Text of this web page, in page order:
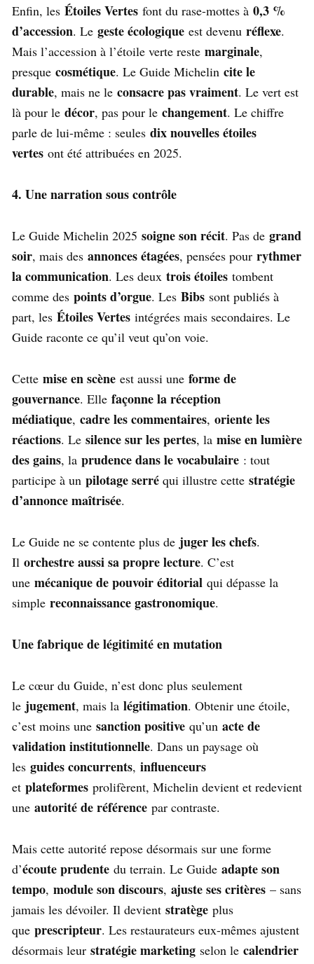
Enfin, les Étoiles Vertes font du rase-mottes à 0,3 %
d’accession. Le geste écologique est devenu réflexe.
Mais l’accession à l’étoile verte reste marginale,
presque cosmétique. Le Guide Michelin cite le
durable, mais ne le consacre pas vraiment. Le vert est
là pour le décor, pas pour le changement. Le chiffre
parle de lui-même : seules dix nouvelles étoiles
vertes ont été attribuées en 2025.
4. Une narration sous contrôle
Le Guide Michelin 2025 soigne son récit. Pas de grand
soir, mais des annonces étagées, pensées pour rythmer
la communication. Les deux trois étoiles tombent
comme des points d’orgue. Les Bibs sont publiés à
part, les Étoiles Vertes intégrées mais secondaires. Le
Guide raconte ce qu’il veut qu’on voie.
Cette mise en scène est aussi une forme de
gouvernance. Elle façonne la réception
médiatique, cadre les commentaires, oriente les
réactions. Le silence sur les pertes, la mise en lumière
des gains, la prudence dans le vocabulaire : tout
participe à un pilotage serré qui illustre cette stratégie
d’annonce maîtrisée.
Le Guide ne se contente plus de juger les chefs.
Il orchestre aussi sa propre lecture. C’est
une mécanique de pouvoir éditorial qui dépasse la
simple reconnaissance gastronomique.
Une fabrique de légitimité en mutation
Le cœur du Guide, n’est donc plus seulement
le jugement, mais la légitimation. Obtenir une étoile,
c’est moins une sanction positive qu’un acte de
validation institutionnelle. Dans un paysage où
les guides concurrents, influenceurs
et plateformes prolifèrent, Michelin devient et redevient
une autorité de référence par contraste.
Mais cette autorité repose désormais sur une forme
d’écoute prudente du terrain. Le Guide adapte son
tempo, module son discours, ajuste ses critères – sans
jamais les dévoiler. Il devient stratège plus
que prescripteur. Les restaurateurs eux-mêmes ajustent
désormais leur stratégie marketing selon le calendrier